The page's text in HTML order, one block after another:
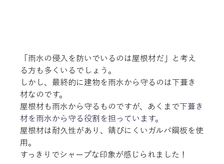
「雨水の侵入を防いでいるのは屋根材だ」と考え
る方も多くいるでしょう。
しかし、最終的に建物を雨水から守るのは下葺き
材なのです。
屋根材も雨水から守るものですが、あくまで下葺き
材を雨水から守る役割を担っています。
屋根材は耐久性があり、錆びにくいガルバ鋼板を使
用。
すっきりでシャープな印象が感じられました！